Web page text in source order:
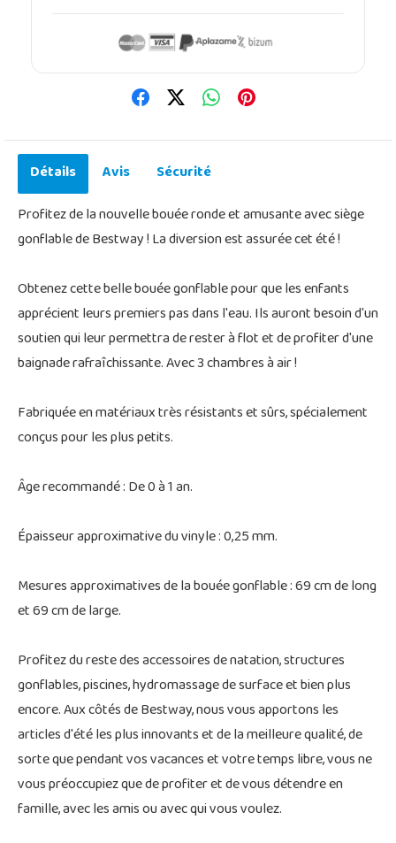
Détails Avis
Sécurité
Profitez de la nouvelle bouée ronde et amusante avec siège
gonflable de Bestway ! La diversion est assurée cet été !
Obtenez cette belle bouée gonflable pour que les enfants
apprécient leurs premiers pas dans l'eau. Ils auront besoin d'un
soutien qui leur permettra de rester à flot et de profiter d'une
baignade rafraîchissante. Avec 3 chambres à air !
Fabriquée en matériaux très résistants et sûrs, spécialement
conçus pour les plus petits.
Âge recommandé : De 0 à 1 an.
Épaisseur approximative du vinyle : 0,25 mm.
Mesures approximatives de la bouée gonflable : 69 cm de long
et 69 cm de large.
Profitez du reste des accessoires de natation, structures
gonflables, piscines, hydromassage de surface et bien plus
encore. Aux côtés de Bestway, nous vous apportons les
articles d'été les plus innovants et de la meilleure qualité, de
sorte que pendant vos vacances et votre temps libre, vous ne
vous préoccupiez que de profiter et de vous détendre en
famille, avec les amis ou avec qui vous voulez.